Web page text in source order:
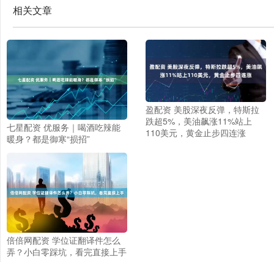
相关文章
七星配资 优服务｜喝酒吃辣能
暖身？都是御寒“损招”
盈配资 美股深夜反弹，特斯拉
跌超5%，美油飙涨11%站上
110美元，黄金止步四连涨
倍倍网配资 学位证翻译件怎么
弄？小白零踩坑，看完直接上手